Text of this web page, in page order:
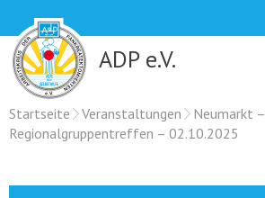
content
ADP e.V.
Startseite Veranstaltungen
Neumarkt –
Regionalgruppentreffen – 02.10.2025